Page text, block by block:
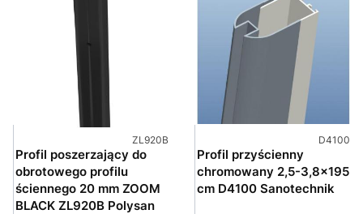
Kod produktu
ZL920B
Profil poszerzający do
obrotowego profilu
ściennego 20 mm ZOOM
BLACK ZL920B Polysan
Kod
D4100
Profil przyścienny
chromowany 2,5-3,8x195
cm D4100 Sanotechnik